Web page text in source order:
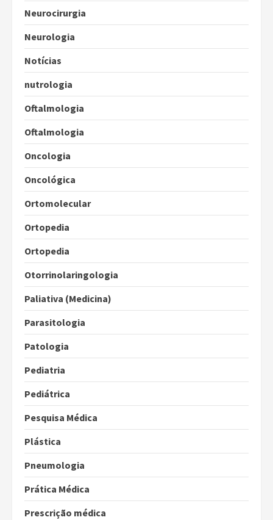
Neurocirurgia
Neurologia
Notícias
nutrologia
Oftalmologia
Oftalmologia
Oncologia
Oncológica
Ortomolecular
Ortopedia
Ortopedia
Otorrinolaringologia
Paliativa (Medicina)
Parasitologia
Patologia
Pediatria
Pediátrica
Pesquisa Médica
Plástica
Pneumologia
Prática Médica
Prescrição médica